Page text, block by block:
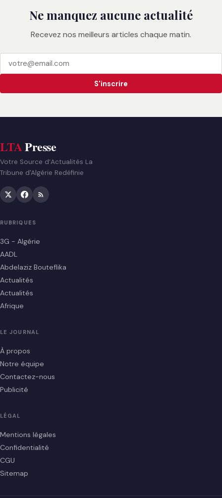
Ne manquez aucune actualité
Recevez nos meilleurs articles chaque matin.
S'inscrire
LTAPresse
Votre Source d’Actualités La
Tribune d'Algérie Redéfinie
RUBRIQUES
3G - Algérie
AADL
Abdelaziz Bouteflika
Actualités
Actualités
Afrique
LE JOURNAL
À propos
Notre équipe
Contactez-nous
Publicité
LÉGAL
Mentions légales
Confidentialité
CGU
Sitemap